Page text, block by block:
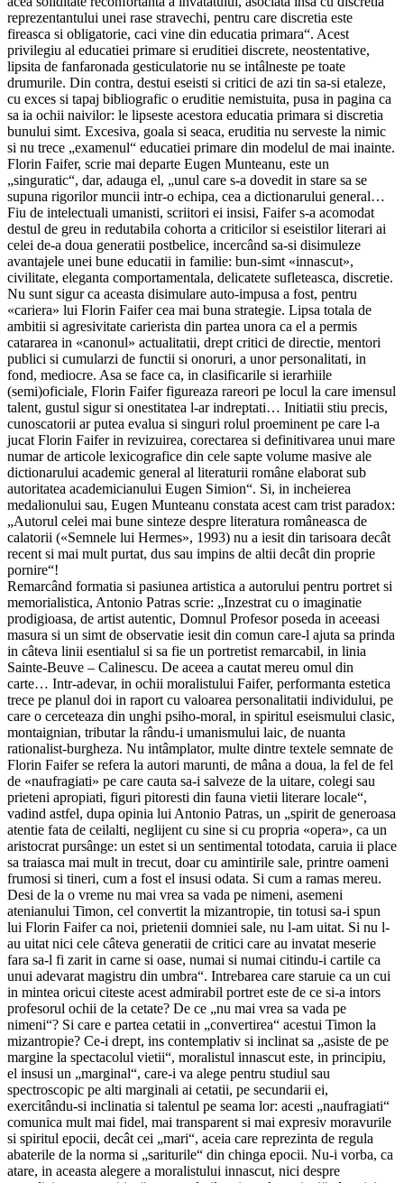
reprezentantului unei rase stravechi, pentru care discretia este
fireasca si obligatorie, caci vine din educatia primara“. Acest
privilegiu al educatiei primare si eruditiei discrete, neostentative,
lipsita de fanfaronada gesticulatorie nu se intâlneste pe toate
drumurile. Din contra, destui eseisti si critici de azi tin sa-si etaleze,
cu exces si tapaj bibliografic o eruditie nemistuita, pusa in pagina ca
sa ia ochii naivilor: le lipseste acestora educatia primara si discretia
bunului simt. Excesiva, goala si seaca, eruditia nu serveste la nimic
si nu trece „examenul“ educatiei primare din modelul de mai inainte.
Florin Faifer, scrie mai departe Eugen Munteanu, este un
„singuratic“, dar, adauga el, „unul care s-a dovedit in stare sa se
supuna rigorilor muncii intr-o echipa, cea a dictionarului general…
Fiu de intelectuali umanisti, scriitori ei insisi, Faifer s-a acomodat
destul de greu in redutabila cohorta a criticilor si eseistilor literari ai
celei de-a doua generatii postbelice, incercând sa-si disimuleze
avantajele unei bune educatii in familie: bun-simt «innascut»,
civilitate, eleganta comportamentala, delicatete sufleteasca, discretie.
Nu sunt sigur ca aceasta disimulare auto-impusa a fost, pentru
«cariera» lui Florin Faifer cea mai buna strategie. Lipsa totala de
ambitii si agresivitate carierista din partea unora ca el a permis
catararea in «canonul» actualitatii, drept critici de directie, mentori
publici si cumularzi de functii si onoruri, a unor personalitati, in
fond, mediocre. Asa se face ca, in clasificarile si ierarhiile
(semi)oficiale, Florin Faifer figureaza rareori pe locul la care imensul
talent, gustul sigur si onestitatea l-ar indreptati… Initiatii stiu precis,
cunoscatorii ar putea evalua si singuri rolul proeminent pe care l-a
jucat Florin Faifer in revizuirea, corectarea si definitivarea unui mare
numar de articole lexicografice din cele sapte volume masive ale
dictionarului academic general al literaturii române elaborat sub
autoritatea academicianului Eugen Simion“. Si, in incheierea
medalionului sau, Eugen Munteanu constata acest cam trist paradox:
„Autorul celei mai bune sinteze despre literatura româneasca de
calatorii («Semnele lui Hermes», 1993) nu a iesit din tarisoara decât
recent si mai mult purtat, dus sau impins de altii decât din proprie
pornire“!
Remarcând formatia si pasiunea artistica a autorului pentru portret si
memorialistica, Antonio Patras scrie: „Inzestrat cu o imaginatie
prodigioasa, de artist autentic, Domnul Profesor poseda in aceeasi
masura si un simt de observatie iesit din comun care-l ajuta sa prinda
in câteva linii esentialul si sa fie un portretist remarcabil, in linia
Sainte-Beuve – Calinescu. De aceea a cautat mereu omul din
carte… Intr-adevar, in ochii moralistului Faifer, performanta estetica
trece pe planul doi in raport cu valoarea personalitatii individului, pe
care o cerceteaza din unghi psiho-moral, in spiritul eseismului clasic,
montaignian, tributar la rându-i umanismului laic, de nuanta
rationalist-burgheza. Nu intâmplator, multe dintre textele semnate de
Florin Faifer se refera la autori marunti, de mâna a doua, la fel de fel
de «naufragiati» pe care cauta sa-i salveze de la uitare, colegi sau
prieteni apropiati, figuri pitoresti din fauna vietii literare locale“,
vadind astfel, dupa opinia lui Antonio Patras, un „spirit de generoasa
atentie fata de ceilalti, neglijent cu sine si cu propria «opera», ca un
aristocrat pursânge: un estet si un sentimental totodata, caruia ii place
sa traiasca mai mult in trecut, doar cu amintirile sale, printre oameni
frumosi si tineri, cum a fost el insusi odata. Si cum a ramas mereu.
Desi de la o vreme nu mai vrea sa vada pe nimeni, asemeni
atenianului Timon, cel convertit la mizantropie, tin totusi sa-i spun
lui Florin Faifer ca noi, prietenii domniei sale, nu l-am uitat. Si nu l-
au uitat nici cele câteva generatii de critici care au invatat meserie
fara sa-l fi zarit in carne si oase, numai si numai citindu-i cartile ca
unui adevarat magistru din umbra“. Intrebarea care staruie ca un cui
in mintea oricui citeste acest admirabil portret este de ce si-a intors
profesorul ochii de la cetate? De ce „nu mai vrea sa vada pe
nimeni“? Si care e partea cetatii in „convertirea“ acestui Timon la
mizantropie? Ce-i drept, ins contemplativ si inclinat sa „asiste de pe
margine la spectacolul vietii“, moralistul innascut este, in principiu,
el insusi un „marginal“, care-i va alege pentru studiul sau
spectroscopic pe alti marginali ai cetatii, pe secundarii ei,
exercitându-si inclinatia si talentul pe seama lor: acesti „naufragiati“
comunica mult mai fidel, mai transparent si mai expresiv moravurile
si spiritul epocii, decât cei „mari“, aceia care reprezinta de regula
abaterile de la norma si „sariturile“ din chinga epocii. Nu-i vorba, ca
atare, in aceasta alegere a moralistului innascut, nici despre